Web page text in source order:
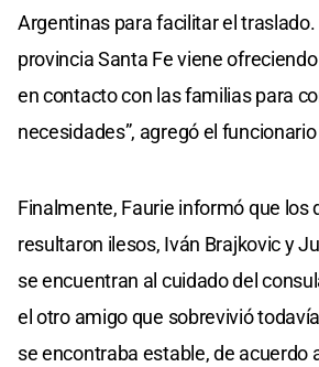
Argentinas para facilitar el traslado.
provincia Santa Fe viene
en contacto con las familias para
necesidades”, agregó el
Finalmente, Faurie informó que los
resultaron ilesos, Iván Brajkovic y
se encuentran al cuidado del
el otro amigo que sobrevivió
se encontraba estable, de acuerdo